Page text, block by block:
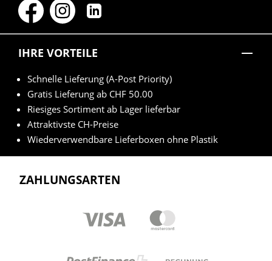
IHRE VORTEILE
Schnelle Lieferung (A-Post Priority)
Gratis Lieferung ab CHF 50.00
Riesiges Sortiment ab Lager lieferbar
Attraktivste CH-Preise
Wiederverwendbare Lieferboxen ohne Plastik
ZAHLUNGSARTEN